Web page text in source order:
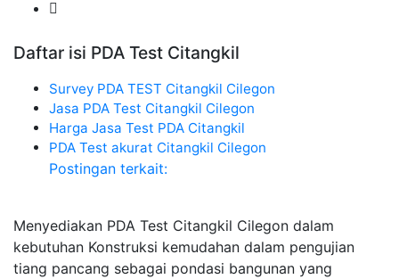
Daftar isi PDA Test Citangkil
Survey PDA TEST Citangkil Cilegon
Jasa PDA Test Citangkil Cilegon
Harga Jasa Test PDA Citangkil
PDA Test akurat Citangkil Cilegon
Postingan terkait:
Menyediakan PDA Test Citangkil Cilegon dalam
kebutuhan Konstruksi kemudahan dalam pengujian
tiang pancang sebagai pondasi bangunan yang